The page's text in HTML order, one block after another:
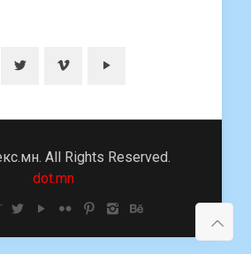
All Rights Reserved.
dot.mn